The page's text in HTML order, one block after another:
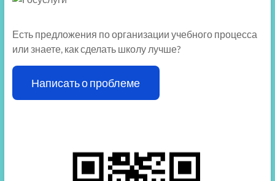
Есть предложения по организации учебного процесса
или знаете, как сделать школу лучше?
Написать о проблеме